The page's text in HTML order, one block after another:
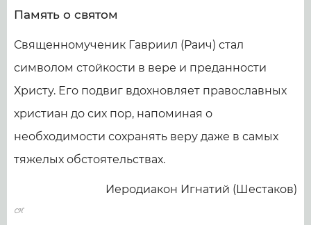
Память о святом
Священномученик Гавриил (Раич) стал
символом стойкости в вере и преданности
Христу. Его подвиг вдохновляет православных
христиан до сих пор, напоминая о
необходимости сохранять веру даже в самых
тяжелых обстоятельствах.
Иеродиакон Игнатий (Шестаков)